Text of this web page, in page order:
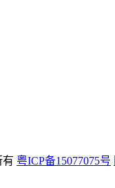
有 粤ICP备15077075号